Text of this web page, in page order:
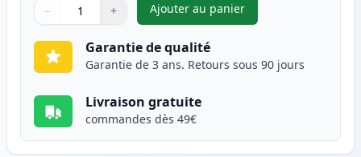
Quantité
Utilisez les boutons pour ajuster
− +
Quantité
Ajouter au panier
,Pack de 2 Canon PGI-
Garantie de qualité
Garantie de 3 ans. Retours sous 90 jours
Livraison gratuite
commandes dès 49€